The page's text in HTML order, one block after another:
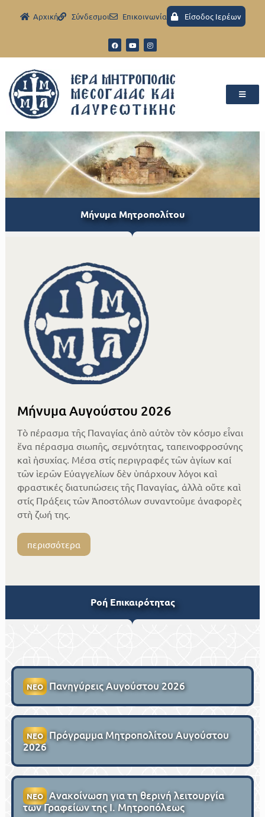
Aρχική Σύνδεσμοι Eπικοινωνία Είσοδος Ιερέων
Μήνυμα Μητροπολίτου
Μήνυμα Αυγούστου 2026
Τὸ πέρασμα τῆς Παναγίας ἀπὸ αὐτὸν τὸν κόσμο εἶναι
ἕνα πέρασμα σιωπῆς, σεμνότητας, ταπεινοφροσύνης
καὶ ἡσυχίας. Μέσα στίς περιγραφές τῶν ἁγίων καί
τῶν ἱερῶν Εὐαγγελίων δὲν ὑπάρχουν λόγοι καὶ
φραστικές διατυπώσεις τῆς Παναγίας, ἀλλὰ οὔτε καὶ
στίς Πράξεις τῶν Ἀποστόλων συναντοῦμε ἀναφορὲς
στὴ ζωή της.
περισσότερα
Ροή Επικαιρότητας
ΝΕΟ Πανηγύρεις Αυγούστου 2026
ΝΕΟ Πρόγραμμα Μητροπολίτου Αυγούστου
2026
ΝΕΟ Ανακοίνωση για τη θερινή λειτουργία
των Γραφείων της Ι. Μητροπόλεως